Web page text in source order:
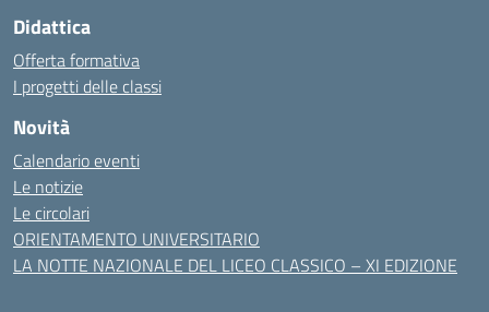
Didattica
Offerta formativa
I progetti delle classi
Novità
Calendario eventi
Le notizie
Le circolari
ORIENTAMENTO UNIVERSITARIO
LA NOTTE NAZIONALE DEL LICEO CLASSICO – XI EDIZIONE